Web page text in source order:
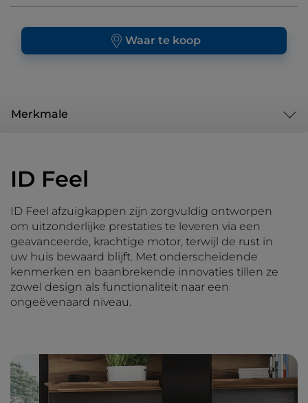
Waar te koop
Merkmale
ID Feel
ID Feel afzuigkappen zijn zorgvuldig ontworpen
om uitzonderlijke prestaties te leveren via een
geavanceerde, krachtige motor, terwijl de rust in
uw huis bewaard blijft. Met onderscheidende
kenmerken en baanbrekende innovaties tillen ze
zowel design als functionaliteit naar een
ongeëvenaard niveau.